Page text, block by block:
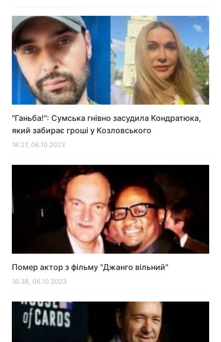
"Ганьба!": Сумська гнівно засудила Кондратюка,
який забирає гроші у Козловського
18:27, 06.10.2023
Помер актор з фільму "Джанго вільний"
16:38, 06.10.2023